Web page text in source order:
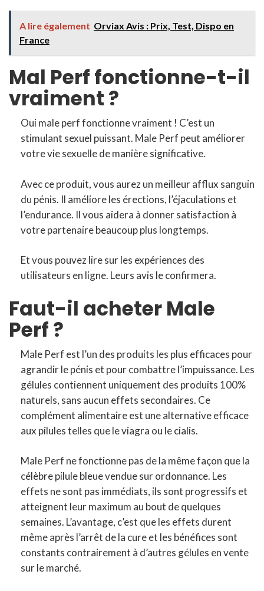
A lire également Orviax Avis : Prix, Test, Dispo en
France
Mal Perf fonctionne-t-il
vraiment ?
Oui male perf fonctionne vraiment ! C’est un
stimulant sexuel puissant. Male Perf peut améliorer
votre vie sexuelle de manière significative.
Avec ce produit, vous aurez un meilleur afflux sanguin
du pénis. Il améliore les érections, l’éjaculations et
l’endurance. Il vous aidera à donner satisfaction à
votre partenaire beaucoup plus longtemps.
Et vous pouvez lire sur les expériences des
utilisateurs en ligne. Leurs avis le confirmera.
Faut-il acheter Male
Perf ?
Male Perf est l’un des produits les plus efficaces pour
agrandir le pénis et pour combattre l’impuissance. Les
gélules contiennent uniquement des produits 100%
naturels, sans aucun effets secondaires. Ce
complément alimentaire est une alternative efficace
aux pilules telles que le viagra ou le cialis.
Male Perf ne fonctionne pas de la même façon que la
célèbre pilule bleue vendue sur ordonnance. Les
effets ne sont pas immédiats, ils sont progressifs et
atteignent leur maximum au bout de quelques
semaines. L’avantage, c’est que les effets durent
même après l’arrêt de la cure et les bénéfices sont
constants contrairement à d’autres gélules en vente
sur le marché.